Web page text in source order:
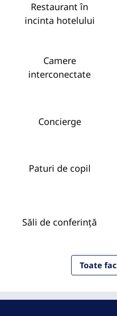
Restaurant în
incinta hotelului
Camere
interconectate
Concierge
Paturi de copil
Săli de conferință
Toate